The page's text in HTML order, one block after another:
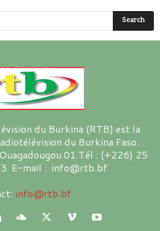
du Burkina (RTB) est la
du Burkina Faso.
01 Tél : (+226) 25
E-mail : info@rtb.bf
info@rtb.bf